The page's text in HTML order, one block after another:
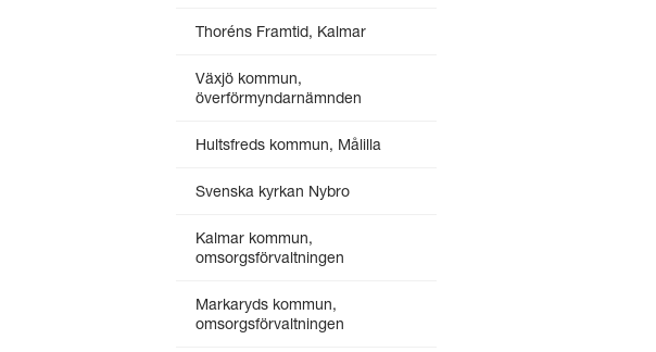
Thoréns Framtid, Kalmar
Växjö kommun,
överförmyndarnämnden
Hultsfreds kommun, Målilla
Svenska kyrkan Nybro
Kalmar kommun,
omsorgsförvaltningen
Markaryds kommun,
omsorgsförvaltningen